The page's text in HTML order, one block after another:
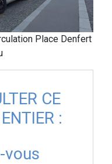
Place Denfert
CE
:
vous